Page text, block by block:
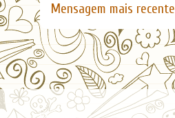
Mensagem mais recente